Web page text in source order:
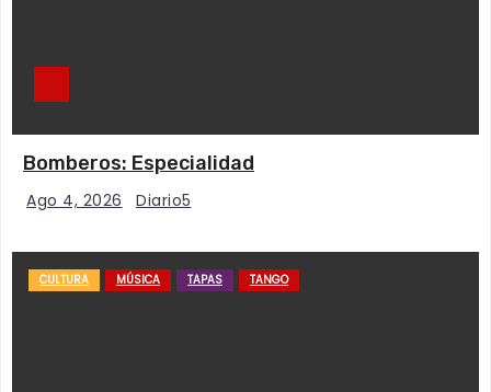
Bomberos: Especialidad
Ago 4, 2026 Diario5
CULTURA MÚSICA TAPAS TANGO